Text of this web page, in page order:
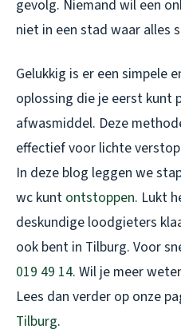
gevolg. Niemand wil een
niet in een stad waar alles
Gelukkig is er een simpele
oplossing die je eerst kunt
afwasmiddel. Deze
effectief voor lichte
In deze blog leggen we
wc kunt ontstoppen. Lukt
deskundige loodgieters
ook bent in Tilburg. Voor
019 49 14. Wil je meer
Lees dan verder op onze
Tilburg.